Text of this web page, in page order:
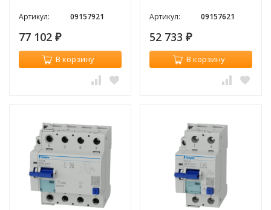
Артикул: 09157921
77 102 ₽
В корзину
Артикул: 09157621
52 733 ₽
В корзину